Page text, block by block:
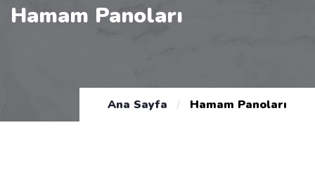
Hamam Panoları
Ana Sayfa / Hamam Panoları